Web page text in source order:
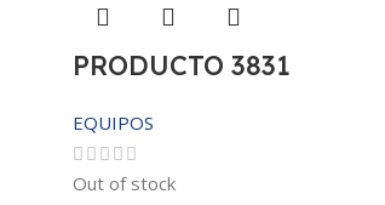
PRODUCTO 3831
EQUIPOS
Out of stock